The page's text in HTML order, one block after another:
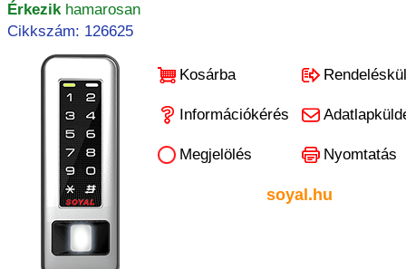
Érkezikhamarosan
Cikkszám: 126625
Kosárba
Információkérés
Megjelölés Nyomtatás
soyal.hu